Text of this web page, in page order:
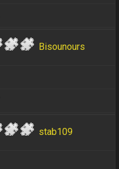
Bisounours
stab109